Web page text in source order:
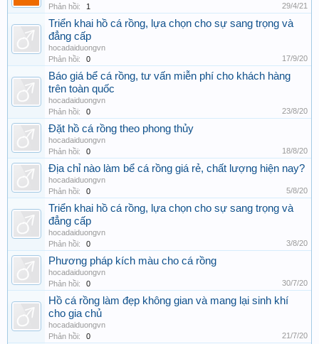
Phản hồi:
1 29/4/21
Triển khai hồ cá rồng, lựa chọn cho sự sang trọng và
đẳng cấp
hocadaiduongvn
Phản hồi:
0 17/9/20
Báo giá bể cá rồng, tư vấn miễn phí cho khách hàng
trên toàn quốc
hocadaiduongvn
Phản hồi:
0 23/8/20
Đặt hồ cá rồng theo phong thủy
hocadaiduongvn
Phản hồi:
0 18/8/20
Địa chỉ nào làm bể cá rồng giá rẻ, chất lượng hiện nay?
hocadaiduongvn
Phản hồi:
0 5/8/20
Triển khai hồ cá rồng, lựa chọn cho sự sang trọng và
đẳng cấp
hocadaiduongvn
Phản hồi:
0 3/8/20
Phương pháp kích màu cho cá rồng
hocadaiduongvn
Phản hồi:
0 30/7/20
Hồ cá rồng làm đẹp không gian và mang lại sinh khí
cho gia chủ
hocadaiduongvn
Phản hồi:
0 21/7/20